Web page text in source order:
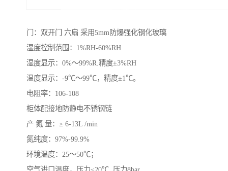
门：双开门 六扇 采用5mm防爆强化钢化玻璃
湿度控制范围：1%RH-60%RH
湿度显示：0%～99%R.精度±3%RH
温度显示：-9℃～99℃，精度±1℃。
电阻率：106-108
柜体配接地防静电不锈钢链
产 氮 量：≥ 6-13L /min
氮纯度：97%-99.9%
环境温度：25～50℃；